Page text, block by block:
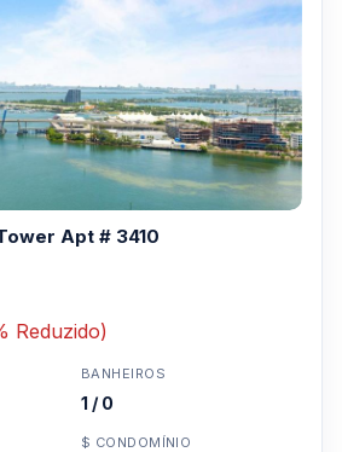
Apt # 3410
Reduzido)
BANHEIROS
1 / 0
$ CONDOMÍNIO